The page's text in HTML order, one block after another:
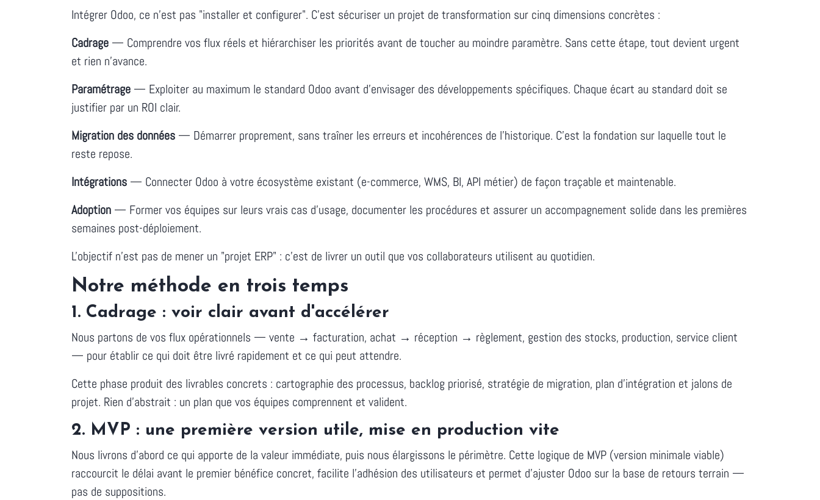
Intégrer Odoo, ce n'est pas "installer et configurer". C'est sécuriser un projet de transformation sur cinq dimensions concrètes :
Cadrage — Comprendre vos flux réels et hiérarchiser les priorités avant de toucher au moindre paramètre. Sans cette étape, tout devient urgent
et rien n'avance.
Paramétrage — Exploiter au maximum le standard Odoo avant d'envisager des développements spécifiques. Chaque écart au standard doit se
justifier par un ROI clair.
Migration des données — Démarrer proprement, sans traîner les erreurs et incohérences de l'historique. C'est la fondation sur laquelle tout le
reste repose.
Intégrations — Connecter Odoo à votre écosystème existant (e-commerce, WMS, BI, API métier) de façon traçable et maintenable.
Adoption — Former vos équipes sur leurs vrais cas d'usage, documenter les procédures et assurer un accompagnement solide dans les premières
semaines post-déploiement.
L'objectif n'est pas de mener un "projet ERP" : c'est de livrer un outil que vos collaborateurs utilisent au quotidien.
Notre méthode en trois temps
1. Cadrage : voir clair avant d'accélérer
Nous partons de vos flux opérationnels — vente → facturation, achat → réception → règlement, gestion des stocks, production, service client
— pour établir ce qui doit être livré rapidement et ce qui peut attendre.
Cette phase produit des livrables concrets : cartographie des processus, backlog priorisé, stratégie de migration, plan d'intégration et jalons de
projet. Rien d'abstrait : un plan que vos équipes comprennent et valident.
2. MVP : une première version utile, mise en production vite
Nous livrons d'abord ce qui apporte de la valeur immédiate, puis nous élargissons le périmètre. Cette logique de MVP (version minimale viable)
raccourcit le délai avant le premier bénéfice concret, facilite l'adhésion des utilisateurs et permet d'ajuster Odoo sur la base de retours terrain —
pas de suppositions.